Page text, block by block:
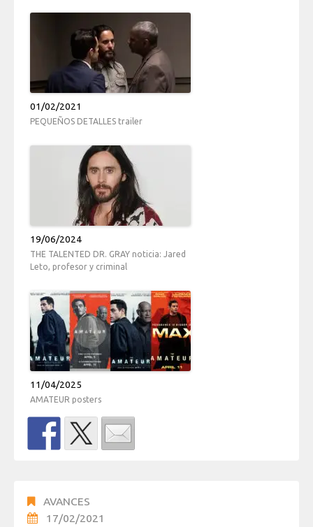
01/02/2021
PEQUEÑOS DETALLES trailer
19/06/2024
THE TALENTED DR. GRAY noticia: Jared
Leto, profesor y criminal
11/04/2025
AMATEUR posters
AVANCES
17/02/2021